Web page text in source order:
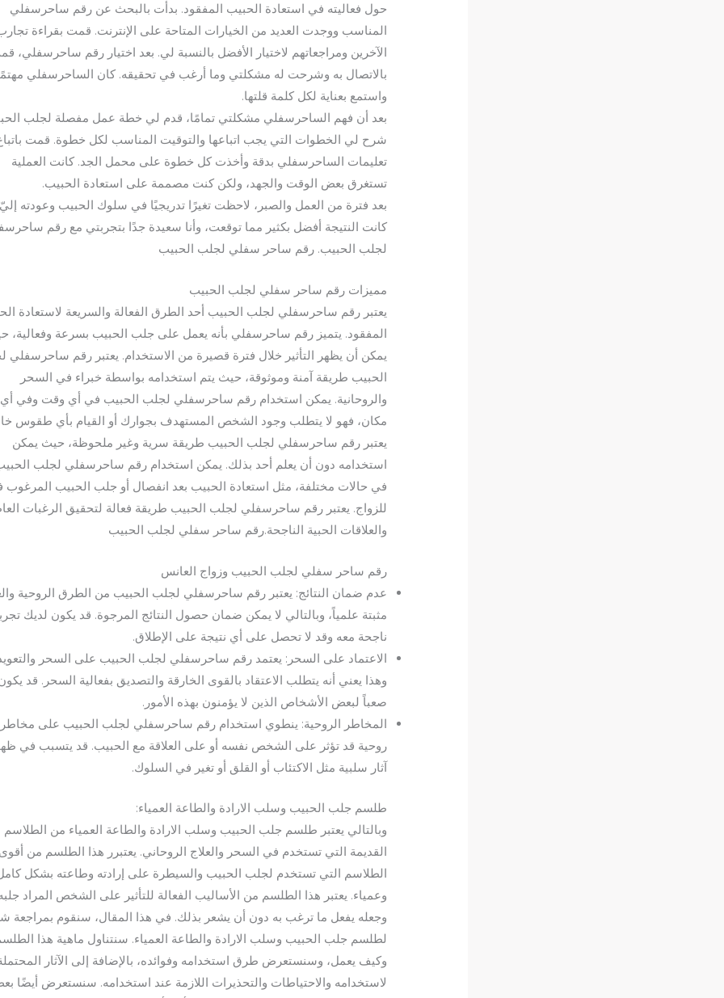
حول فعاليته في استعادة الحبيب المفقود. بدأت بالبحث عن رقم ساحرسفلي
المناسب ووجدت العديد من الخيارات المتاحة على الإنترنت. قمت بقراءة
الآخرين ومراجعاتهم لاختيار الأفضل بالنسبة لي. بعد اختيار رقم ساحرسفلي،
بالاتصال به وشرحت له مشكلتي وما أرغب في تحقيقه. كان الساحرسفلي
واستمع بعناية لكل كلمة قلتها.
بعد أن فهم الساحرسفلي مشكلتي تمامًا، قدم لي خطة عمل مفصلة لجلب
شرح لي الخطوات التي يجب اتباعها والتوقيت المناسب لكل خطوة. قمت
تعليمات الساحرسفلي بدقة وأخذت كل خطوة على محمل الجد. كانت العملية
تستغرق بعض الوقت والجهد، ولكن كنت مصممة على استعادة الحبيب.
بعد فترة من العمل والصبر، لاحظت تغيرًا تدريجيًا في سلوك الحبيب وعودته
كانت النتيجة أفضل بكثير مما توقعت، وأنا سعيدة جدًا بتجربتي مع رقم
لجلب الحبيب. رقم ساحر سفلي لجلب الحبيب
مميزات رقم ساحر سفلي لجلب الحبيب
يعتبر رقم ساحرسفلي لجلب الحبيب أحد الطرق الفعالة والسريعة لاستعادة
المفقود. يتميز رقم ساحرسفلي بأنه يعمل على جلب الحبيب بسرعة وفعالية،
يمكن أن يظهر التأثير خلال فترة قصيرة من الاستخدام. يعتبر رقم ساحرسفلي
الحبيب طريقة آمنة وموثوقة، حيث يتم استخدامه بواسطة خبراء في السحر
والروحانية. يمكن استخدام رقم ساحرسفلي لجلب الحبيب في أي وقت وفي أي
مكان، فهو لا يتطلب وجود الشخص المستهدف بجوارك أو القيام بأي طقوس
يعتبر رقم ساحرسفلي لجلب الحبيب طريقة سرية وغير ملحوظة، حيث يمكن
استخدامه دون أن يعلم أحد بذلك. يمكن استخدام رقم ساحرسفلي لجلب
في حالات مختلفة، مثل استعادة الحبيب بعد انفصال أو جلب الحبيب المرغوب
للزواج. يعتبر رقم ساحرسفلي لجلب الحبيب طريقة فعالة لتحقيق الرغبات
والعلاقات الحبية الناجحة.رقم ساحر سفلي لجلب الحبيب
رقم ساحر سفلي لجلب الحبيب وزواج العانس
عدم ضمان النتائج: يعتبر رقم ساحرسفلي لجلب الحبيب من الطرق الروحية
مثبتة علمياً، وبالتالي لا يمكن ضمان حصول النتائج المرجوة. قد يكون لديك
ناجحة معه وقد لا تحصل على أي نتيجة على الإطلاق.
الاعتماد على السحر: يعتمد رقم ساحرسفلي لجلب الحبيب على السحر
وهذا يعني أنه يتطلب الاعتقاد بالقوى الخارقة والتصديق بفعالية السحر. قد
صعباً لبعض الأشخاص الذين لا يؤمنون بهذه الأمور.
المخاطر الروحية: ينطوي استخدام رقم ساحرسفلي لجلب الحبيب على مخاطر
روحية قد تؤثر على الشخص نفسه أو على العلاقة مع الحبيب. قد يتسبب في
آثار سلبية مثل الاكتئاب أو القلق أو تغير في السلوك.
طلسم جلب الحبيب وسلب الارادة والطاعة العمياء:
وبالتالي يعتبر طلسم جلب الحبيب وسلب الارادة والطاعة العمياء من الطلاسم
القديمة التي تستخدم في السحر والعلاج الروحاني. يعتبرر هذا الطلسم من
الطلاسم التي تستخدم لجلب الحبيب والسيطرة على إرادته وطاعته بشكل
وعمياء. يعتبر هذا الطلسم من الأساليب الفعالة للتأثير على الشخص المراد
وجعله يفعل ما ترغب به دون أن يشعر بذلك. في هذا المقال، سنقوم بمراجعة
لطلسم جلب الحبيب وسلب الارادة والطاعة العمياء. سنتناول ماهية هذا
وكيف يعمل، وسنستعرض طرق استخدامه وفوائده، بالإضافة إلى الآثار
لاستخدامه والاحتياطات والتحذيرات اللازمة عند استخدامه. سنستعرض أيضًا